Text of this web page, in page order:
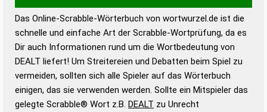
Wortwurzel liefert mit Hilfe eines semantischen
Wortanalyse-Algorithmus gute Anhaltspunkte zu
Wortbedeutung, Worttrennung und Wortform, um die
Gültigkeit eines Wortes für das Scrabble-Spiel zu
bestimmen!
zugelassene Turnier Scrabble-
Wörterbücher sind:
Das Online-Scrabble-Wörterbuch von wortwurzel.de ist die
schnelle und einfache Art der Scrabble-Wortprüfung, da es
Dir auch Informationen rund um die Wortbedeutung von
DEALT liefert! Um Streitereien und Debatten beim Spiel zu
vermeiden, sollten sich alle Spieler auf das Wörterbuch
einigen, das sie verwenden werden. Sollte ein Mitspieler das
gelegte Scrabble® Wort z.B. DEALT zu Unrecht